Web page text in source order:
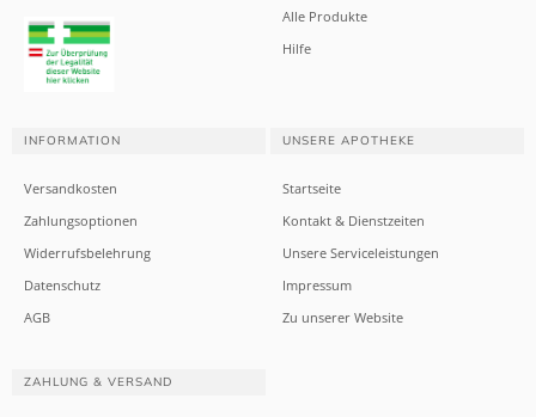
Alle Produkte
Hilfe
INFORMATION
Versandkosten
Zahlungsoptionen
Widerrufsbelehrung
Datenschutz
AGB
UNSERE APOTHEKE
Startseite
Kontakt & Dienstzeiten
Unsere Serviceleistungen
Impressum
Zu unserer Website
ZAHLUNG & VERSAND